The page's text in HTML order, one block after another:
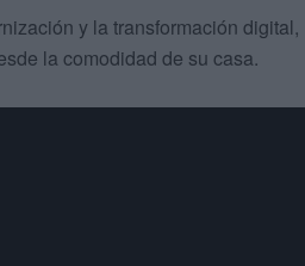
y la transformación digital,
la comodidad de su casa.